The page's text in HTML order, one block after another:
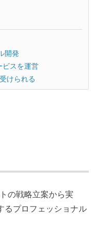
開発
ビスを運営
けられる
の戦略立案から実
るプロフェッショナル